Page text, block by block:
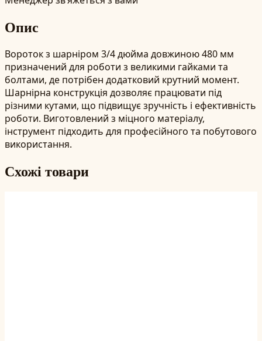
Опис
Вороток з шарніром 3/4 дюйма довжиною 480 мм
призначений для роботи з великими гайками та
болтами, де потрібен додатковий крутний момент.
Шарнірна конструкція дозволяє працювати під
різними кутами, що підвищує зручність і ефективність
роботи. Виготовлений з міцного матеріалу,
інструмент підходить для професійного та побутового
використання.
Схожі товари